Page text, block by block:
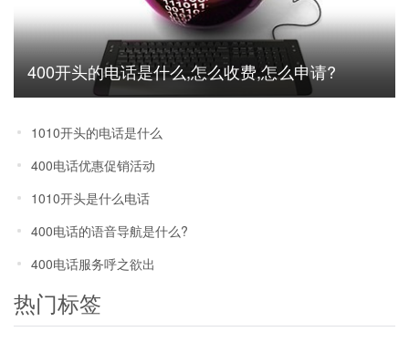
400开头的电话是什么,怎么收费,怎么申请?
1010开头的电话是什么
400电话优惠促销活动
1010开头是什么电话
400电话的语音导航是什么?
400电话服务呼之欲出
热门标签